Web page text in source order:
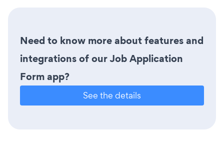
Need to know more about features and
integrations of our Job Application
Form app?
See the details